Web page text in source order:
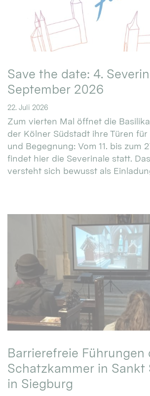
Save the date: 4.
September 2026
22. Juli 2026
Zum vierten Mal öffnet die
der Kölner Südstadt ihre Türen für
und Begegnung: Vom 11. bis zum
findet hier die Severinale statt.
versteht sich bewusst als
Barrierefreie Führungen
Schatzkammer in Sankt
in Siegburg